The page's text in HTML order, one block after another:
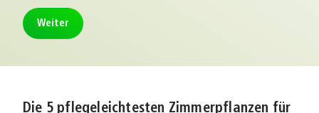
Weiter
Die 5 pflegeleichtesten Zimmerpflanzen für